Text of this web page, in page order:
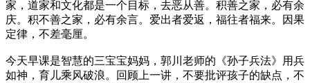
家，道家和文化都是一个目标，去恶从善。积善之家，必有余
庆。积不善之家，必有余言。爱出者爱返，福往者福来。因果
定律，不差毫厘。
今天早课是智慧的三宝宝妈妈，郭川老师的《孙子兵法》用兵
如神，育儿乘风破浪。回顾上一讲，不要批评孩子的缺点，不